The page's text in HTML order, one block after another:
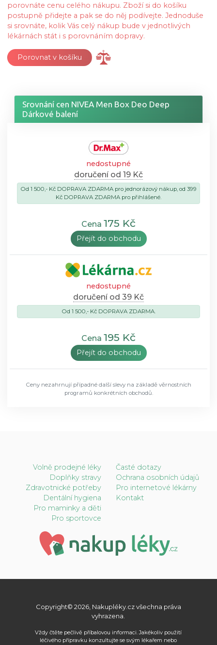
porovnáte cenu celého nákupu. Zboží si do košíku
postupně přidejte a pak se do něj podívejte. Jednoduše
si srovnáte, kolik Vás celý nákup bude v jednotlivých
lékárnách stát i s porovnáním dopravy.
Porovnat v košíku
Srovnání cen NIVEA Men Box Deo Deep
Dárkové balení
nedostupné
doručení od 19 Kč
Od 1 500,- Kč DOPRAVA ZDARMA pro jednorázový nákup, od 399
Kč DOPRAVA ZDARMA pro přihlášené.
Cena 175 Kč
Přejít do obchodu
nedostupné
doručení od 39 Kč
Od 1 500,- Kč DOPRAVA ZDARMA.
Cena 195 Kč
Přejít do obchodu
Ceny nezahrnují případné další slevy na základě věrnostních
programů konkrétních obchodů.
Volně prodejné léky
Doplňky stravy
Zdravotnické potřeby
Dentální hygiena
Pro maminky a děti
Pro sportovce
Časté dotazy
Ochrana osobních údajů
Pro internetové lékárny
Kontakt
Copyright© 2026, Nakupléky.cz všechna práva
vyhrazena.
Vždy čtěte pečlivě příbalovou informaci. Jakékoliv použití
léčivého přípravku konzultujte se svým lékařem nebo